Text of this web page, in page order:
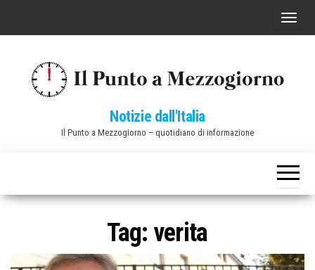
C
a
v
a
Notizie dall'Italia
Il Punto a Mezzogiorno – quotidiano di informazione
Tag: verita